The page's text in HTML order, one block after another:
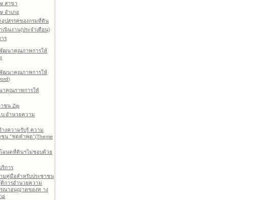
สาขา
อำเภอ
ปสรรคของกรมที่ดิน
เนินงาน(ประจำเดือน)
าร
พัฒนาคุณภาพการให้
พัฒนาคุณภาพการให้
)
าคุณภาพการให้
ชน Zip
บ.อำนวยความ
างความรับรู้ ความ
ชน "ชุดคำพูด"(Theme
ฉนดที่ดินฯไม่ชอบด้วย
ริการ
มคู่มือสำหรับประชาชน
การอำนวยความ
รณาอนุญาตของท าง
๘